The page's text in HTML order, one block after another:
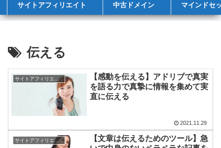
サイトアフィリエイト 中古ドメイン マインドセ
伝える
サイトアフィリエイト
【感動を伝える】アドリブで真実
を語る力で真摯に情報を集めて実
直に伝える
2021.11.29
サイトアフィリエイト
【文章は伝えるためのツール】急